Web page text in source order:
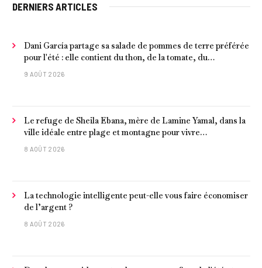
DERNIERS ARTICLES
Dani García partage sa salade de pommes de terre préférée
pour l'été : elle contient du thon, de la tomate, du
concombre et de l'œuf
9 AOÛT 2026
Le refuge de Sheila Ebana, mère de Lamine Yamal, dans la
ville idéale entre plage et montagne pour vivre
tranquillement près de Barcelone
8 AOÛT 2026
La technologie intelligente peut-elle vous faire économiser
de l’argent ?
8 AOÛT 2026